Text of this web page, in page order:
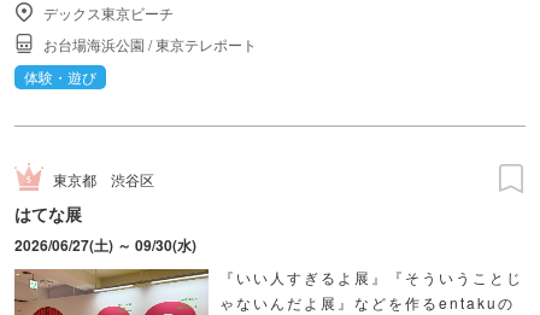
デックス東京ビーチ
お台場海浜公園 /東京テレポート
体験・遊び
東京都 渋谷区
はてな展
2026/06/27(土) ～ 09/30(水)
『いい人すぎるよ展』『そういうことじ
ゃないんだよ展』などを作るentakuの